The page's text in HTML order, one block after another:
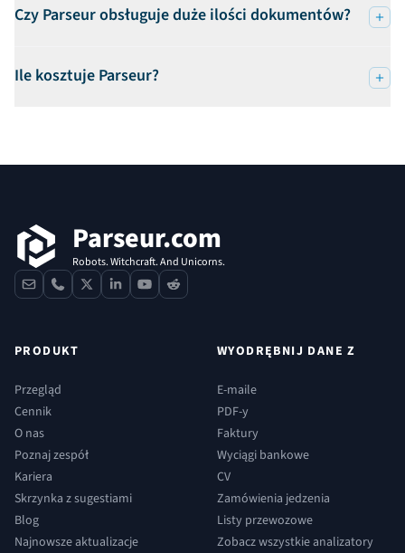
Czy Parseur obsługuje duże ilości dokumentów?
Ile kosztuje Parseur?
Parseur.com
Robots. Witchcraft. And Unicorns.
contactphone
x linkedinyoutube
reddit
PRODUKT
Przegląd
Cennik
O nas
Poznaj zespół
Kariera
Skrzynka z sugestiami
Blog
Najnowsze aktualizacje
WYODRĘBNIJ DANE Z
E-maile
PDF-y
Faktury
Wyciągi bankowe
CV
Zamówienia jedzenia
Listy przewozowe
Zobacz wszystkie analizatory